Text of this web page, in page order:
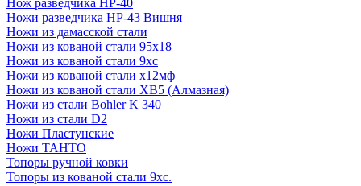
Нож разведчика НР-40
Ножи разведчика НР-43 Вишня
Ножи из дамасской стали
Ножи из кованой стали 95х18
Ножи из кованой стали 9хс
Ножи из кованой стали х12мф
Ножи из кованой стали ХВ5 (Алмазная)
Ножи из стали Bohler K 340
Ножи из стали D2
Ножи Пластунские
Ножи ТАНТО
Топоры ручной ковки
Топоры из кованой стали 9хс.